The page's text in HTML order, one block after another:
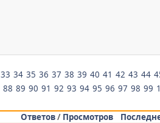
33 34 35 36 37 38 39 40 41 42 43 44
88 89 90 91 92 93 94 95 96 97 98 99
Ответов/ Просмотров